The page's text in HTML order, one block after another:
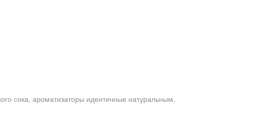
сока, ароматизаторы идентичные натуральным,